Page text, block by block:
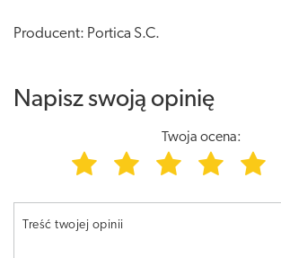
Producent: Portica S.C.
Napisz swoją opinię
Twoja ocena:
Treść twojej opinii